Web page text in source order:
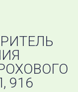
916